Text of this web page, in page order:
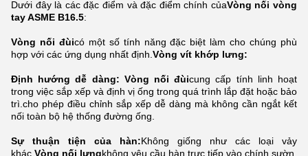
Dưới đây là các đặc điểm và đặc điểm chính củaVòng nối vòng
tay ASME B16.5:
Vòng nối đùicó một số tính năng đặc biệt làm cho chúng phù
hợp với các ứng dụng nhất định. Vòng vít khớp lưng:
Định hướng dễ dàng: Vòng nối đùicung cấp tính linh hoạt
trong việc sắp xếp và định vị ống trong quá trình lắp đặt hoặc bảo
trì.cho phép điều chỉnh sắp xếp dễ dàng mà không cần ngắt kết
nối toàn bộ hệ thống đường ống.
Sự thuận tiện của hàn:Không giống như các loại vảy
khác, Vòng nối lưngkhông yêu cầu hàn trực tiếp vào chính sườn.